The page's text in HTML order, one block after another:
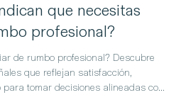
que necesitas
profesional?